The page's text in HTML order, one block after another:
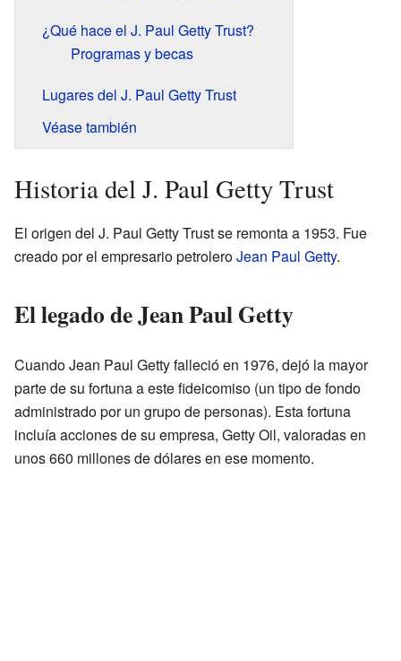
¿Qué hace el J. Paul Getty Trust?
Programas y becas
Lugares del J. Paul Getty Trust
Véase también
Historia del J. Paul Getty Trust
El origen del J. Paul Getty Trust se remonta a 1953. Fue
creado por el empresario petroleroJean Paul Getty.
El legado de Jean Paul Getty
Cuando Jean Paul Getty falleció en 1976, dejó la mayor
parte de su fortuna a este fideicomiso (un tipo de fondo
administrado por un grupo de personas). Esta fortuna
incluía acciones de su empresa, Getty Oil, valoradas en
unos 660 millones de dólares en ese momento.